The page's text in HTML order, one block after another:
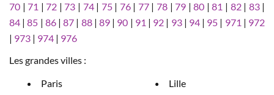
70 |71 |72 |73 | 74| 75| 76| 77| 78 |79 |80 |81 | 82| 83|
84 |85 | 86|87 | 88| 89| 90 | 91 | 92 | 93| 94| 95 | 971 | 972
| 973 | 974 | 976
Les grandes villes :
Paris
Lille